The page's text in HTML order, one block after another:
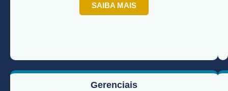
SAIBA MAIS
Gerenciais